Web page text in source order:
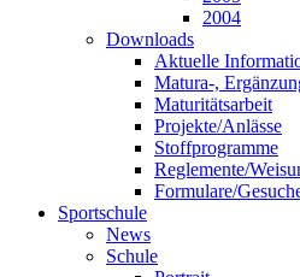
2004
Downloads
Aktuelle
Matura-,
Maturitätsarbeit
Projekte/Anlässe
Stoffprogramme
Reglemente/
Formulare/
Sportschule
News
Schule